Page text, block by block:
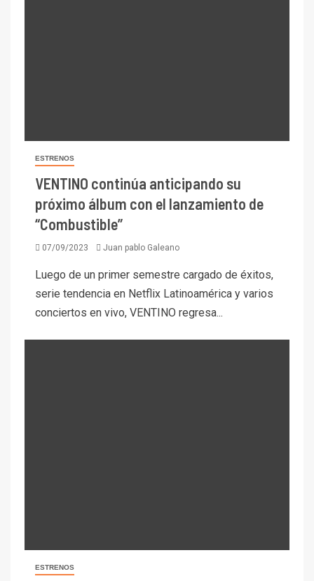
ESTRENOS
VENTINO continúa anticipando su
próximo álbum con el lanzamiento de
“Combustible”
07/09/2023 Juan pablo Galeano
Luego de un primer semestre cargado de éxitos,
serie tendencia en Netflix Latinoamérica y varios
conciertos en vivo, VENTINO regresa...
ESTRENOS